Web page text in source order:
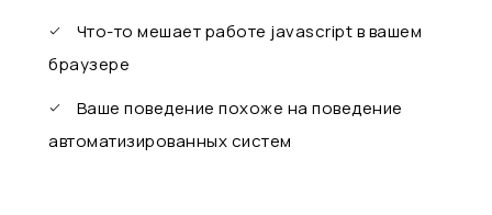
Что-то мешает работе javascript в вашем
браузере
Ваше поведение похоже на поведение
автоматизированных систем